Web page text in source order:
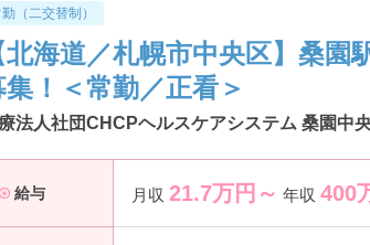
（二交替制）
北海道／札幌市中央区】桑
集！＜常勤／正看＞
法人社団CHCPヘルスケアシステム 桑園中
給与 月収 21.7万円～ 年収 400